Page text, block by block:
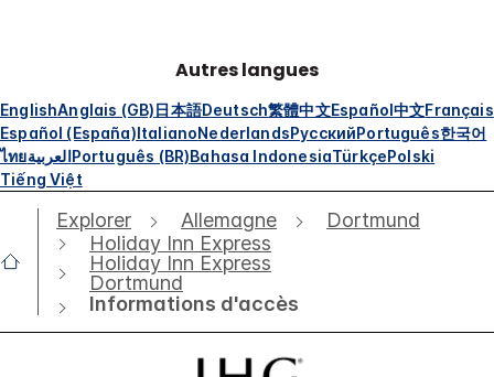
Autres langues
EnglishAnglais (GB)日本語Deutsch繁體中文Español中文Français
Español (España)ItalianoNederlandsРусскийPortuguês한국어
ไทยالعربيةPortuguês (BR)Bahasa IndonesiaTürkçePolski
Tiếng Việt
Explorer Allemagne
Dortmund
Holiday Inn Express
Holiday Inn Express
Dortmund
Informations d'accès